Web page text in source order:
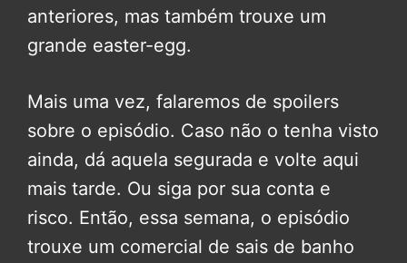
anteriores, mas também trouxe um
grande easter-egg.
Mais uma vez, falaremos de spoilers
sobre o episódio. Caso não o tenha visto
ainda, dá aquela segurada e volte aqui
mais tarde. Ou siga por sua conta e
risco. Então, essa semana, o episódio
trouxe um comercial de sais de banho